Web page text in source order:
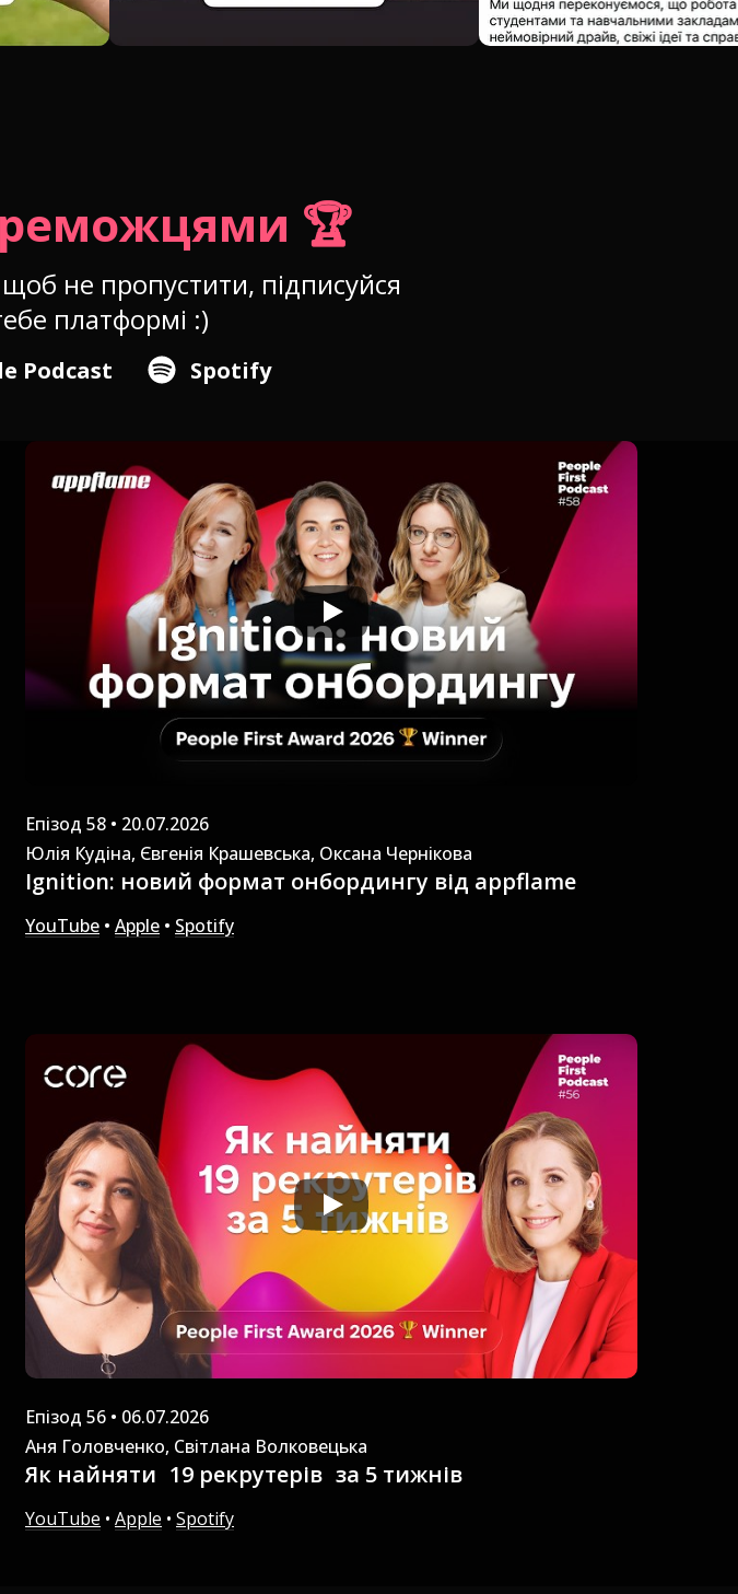
🏆
не пропустити, підписуйся
платформі :)
Podcast Spotify
Епізод 58 • 20.07.2026
Юлія Кудіна, Євгенія Крашевська, Оксана Чернікова
Ignition: новий формат онбордингу від appflame
YouTube • Apple • Spotify
Епізод 56 • 06.07.2026
Аня Головченко, Світлана Волковецька
Як найняти 19 рекрутерів за 5 тижнів
YouTube • Apple • Spotify